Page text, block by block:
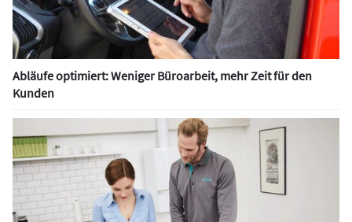
Abläufe optimiert: Weniger Büroarbeit, mehr Zeit für den
Kunden